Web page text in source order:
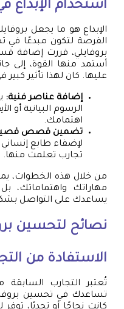
استخدام الإبداع
الإبداع هو ما يجعل
الفرصة لتكون مبدعًا في
بروفايلي، قررت
أستمد منها القوة، إلى
عليها. كان لهذا تأثير
إضافة عناصر فنية:
الرسوم البيانية أو
اهتمامك.
تضمين قصص
لإضفاء طابع
تجارب تعلمت منها.
من خلال هذه الخطوات،
مهاراتك واهتماماتك،
يساعدك على التواصل
نصائح لتحسين
الاستفادة من
تُعتبر التجارب
تساعدك في تحسين